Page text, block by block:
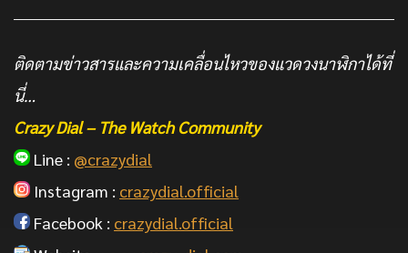
ติดตามข่าวสารและความเคลื่อนไหวของแวดวงนาฬิกาได้ที่
นี่…
Crazy Dial – The Watch Community
Line : @crazydial
Instagram : crazydial.official
Facebook : crazydial.official